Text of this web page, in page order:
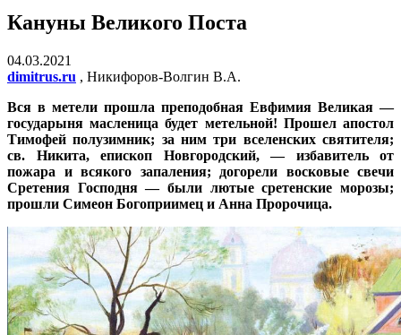
Кануны Великого Поста
04.03.2021
dimitrus.ru , Никифоров-Волгин В.А.
Вся в метели прошла преподобная Евфимия Великая —
государыня масленица будет метельной! Прошел апостол
Тимофей полузимник; за ним три вселенских святителя;
св. Никита, епископ Новгородский, — избавитель от
пожара и всякого запаления; догорели восковые свечи
Сретения Господня — были лютые сретенские морозы;
прошли Симеон Богоприимец и Анна Пророчица.